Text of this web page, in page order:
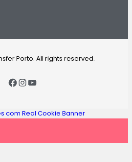
Porto. All rights reserved.
com Real Cookie Banner